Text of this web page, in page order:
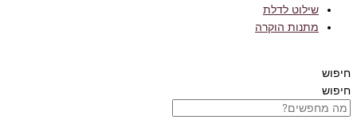
שילוט לדלת
מתנות הוקרה
חיפוש
חיפוש